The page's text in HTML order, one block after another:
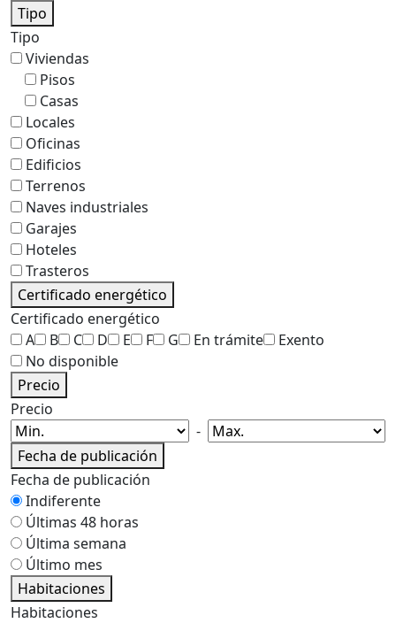
Tipo
Tipo
Viviendas
Pisos
Casas
Locales
Oficinas
Edificios
Terrenos
Naves industriales
Garajes
Hoteles
Trasteros
Certificado energético
Certificado energético
A
B C D E F G En trámite
Exento
No disponible
Precio
Precio
-
Fecha de publicación
Fecha de publicación
Indiferente
Últimas 48 horas
Última semana
Último mes
Habitaciones
Habitaciones